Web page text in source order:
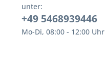
unter:
+49 5468939446
Mo-Di, 08:00 - 12:00 Uhr